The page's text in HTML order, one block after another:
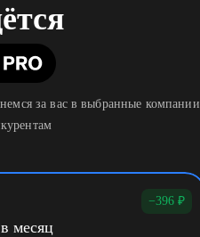
за вас в выбранные компании
−396 ₽
в месяц